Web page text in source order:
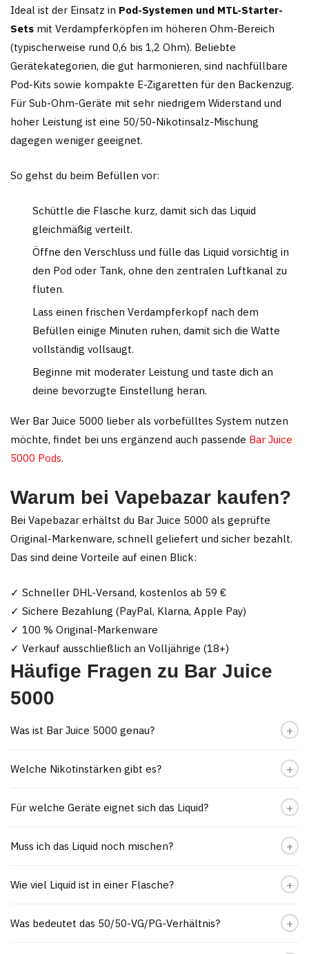
Ideal ist der Einsatz in Pod-Systemen und MTL-Starter-
Sets mit Verdampferköpfen im höheren Ohm-Bereich
(typischerweise rund 0,6 bis 1,2 Ohm). Beliebte
Gerätekategorien, die gut harmonieren, sind nachfüllbare
Pod-Kits sowie kompakte E-Zigaretten für den Backenzug.
Für Sub-Ohm-Geräte mit sehr niedrigem Widerstand und
hoher Leistung ist eine 50/50-Nikotinsalz-Mischung
dagegen weniger geeignet.
So gehst du beim Befüllen vor:
Schüttle die Flasche kurz, damit sich das Liquid
gleichmäßig verteilt.
Öffne den Verschluss und fülle das Liquid vorsichtig in
den Pod oder Tank, ohne den zentralen Luftkanal zu
fluten.
Lass einen frischen Verdampferkopf nach dem
Befüllen einige Minuten ruhen, damit sich die Watte
vollständig vollsaugt.
Beginne mit moderater Leistung und taste dich an
deine bevorzugte Einstellung heran.
Wer Bar Juice 5000 lieber als vorbefülltes System nutzen
möchte, findet bei uns ergänzend auch passende Bar Juice
5000 Pods.
Warum bei Vapebazar kaufen?
Bei Vapebazar erhältst du Bar Juice 5000 als geprüfte
Original-Markenware, schnell geliefert und sicher bezahlt.
Das sind deine Vorteile auf einen Blick:
✓ Schneller DHL-Versand, kostenlos ab 59 €
✓ Sichere Bezahlung (PayPal, Klarna, Apple Pay)
✓ 100 % Original-Markenware
✓ Verkauf ausschließlich an Volljährige (18+)
Häufige Fragen zu Bar Juice
5000
Was ist Bar Juice 5000 genau?
Welche Nikotinstärken gibt es?
Für welche Geräte eignet sich das Liquid?
Muss ich das Liquid noch mischen?
Wie viel Liquid ist in einer Flasche?
Was bedeutet das 50/50-VG/PG-Verhältnis?